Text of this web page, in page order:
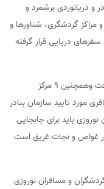
بنادر و دریانوردی برشمرد و
مراکز گردشگری، شناورها و
دریایی قرار گرفته
وی افزود: بنادر مسافری شهید ذاکری، بهمن و لافت وهمچنین ۹ مرکز
مورد تایید سازمان بنادر
باید برای جابجایی
غواص و نجات غریق است
و مسافران نوروزی